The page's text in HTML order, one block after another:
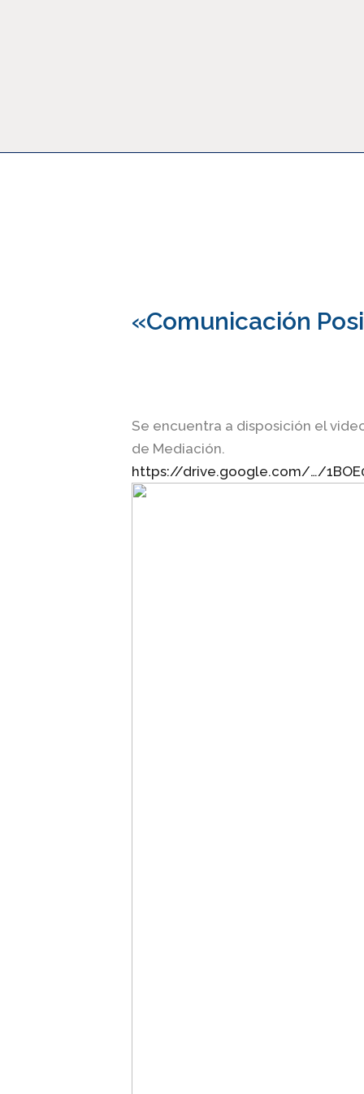
«Comunicación
Se encuentra a disposición el
de Mediación.
https://drive.google.com/…/